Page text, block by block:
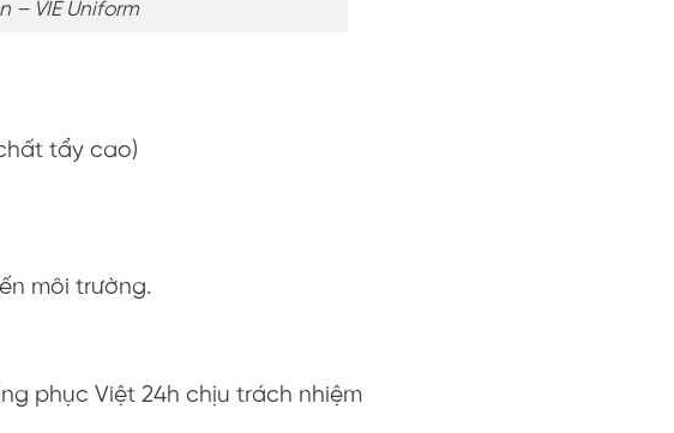
– VIE Uniform
tẩy cao)
môi trường.
phục Việt 24h chịu trách nhiệm